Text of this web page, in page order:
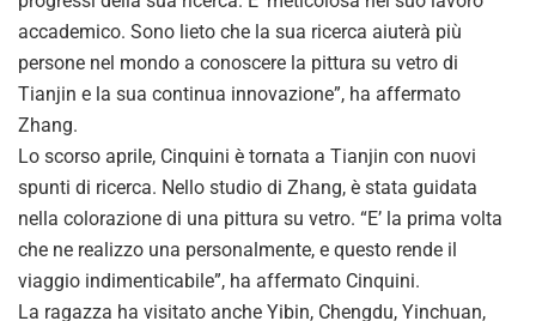
accademico. Sono lieto che la sua ricerca aiuterà più
persone nel mondo a conoscere la pittura su vetro di
Tianjin e la sua continua innovazione”, ha affermato
Zhang.
Lo scorso aprile, Cinquini è tornata a Tianjin con nuovi
spunti di ricerca. Nello studio di Zhang, è stata guidata
nella colorazione di una pittura su vetro. “E’ la prima volta
che ne realizzo una personalmente, e questo rende il
viaggio indimenticabile”, ha affermato Cinquini.
La ragazza ha visitato anche Yibin, Chengdu, Yinchuan,